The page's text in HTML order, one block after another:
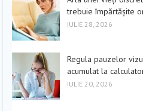
trebuie împărtășite
IULIE 28, 2026
Regula pauzelor
acumulat la
IULIE 20, 2026